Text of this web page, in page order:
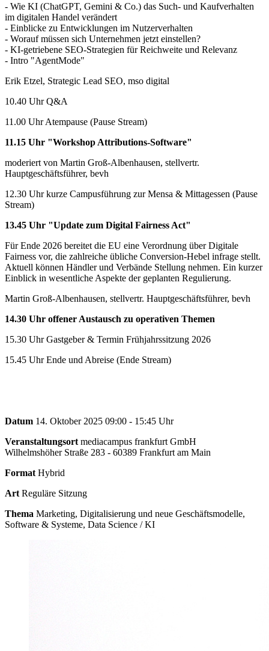
- Wie KI (ChatGPT, Gemini & Co.) das Such- und Kaufverhalten
im digitalen Handel verändert
- Einblicke zu Entwicklungen im Nutzerverhalten
- Worauf müssen sich Unternehmen jetzt einstellen?
- KI-getriebene SEO-Strategien für Reichweite und Relevanz
- Intro "AgentMode"
Erik Etzel, Strategic Lead SEO, mso digital
10.40 Uhr Q&A
11.00 Uhr Atempause (Pause Stream)
11.15 Uhr "Workshop Attributions-Software"
moderiert von Martin Groß-Albenhausen, stellvertr.
Hauptgeschäftsführer, bevh
12.30 Uhr kurze Campusführung zur Mensa & Mittagessen (Pause
Stream)
13.45 Uhr "Update zum Digital Fairness Act"
Für Ende 2026 bereitet die EU eine Verordnung über Digitale
Fairness vor, die zahlreiche übliche Conversion-Hebel infrage stellt.
Aktuell können Händler und Verbände Stellung nehmen. Ein kurzer
Einblick in wesentliche Aspekte der geplanten Regulierung.
Martin Groß-Albenhausen, stellvertr. Hauptgeschäftsführer, bevh
14.30 Uhr offener Austausch zu operativen Themen
15.30 Uhr Gastgeber & Termin Frühjahrssitzung 2026
15.45 Uhr Ende und Abreise (Ende Stream)
Datum 14. Oktober 2025 09:00 - 15:45 Uhr
Veranstaltungsort mediacampus frankfurt GmbH
Wilhelmshöher Straße 283 - 60389 Frankfurt am Main
Format Hybrid
Art Reguläre Sitzung
Thema Marketing, Digitalisierung und neue Geschäftsmodelle,
Software & Systeme, Data Science / KI